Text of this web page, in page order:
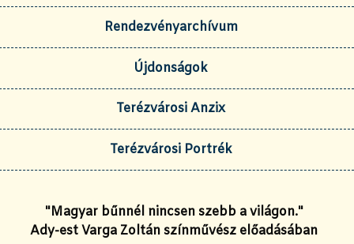
Rendezvényarchívum
Újdonságok
Terézvárosi Anzix
Terézvárosi Portrék
"Magyar bűnnél nincsen szebb a világon."
Ady-est Varga Zoltán színművész előadásában